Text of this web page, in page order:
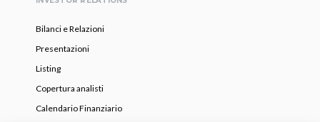
Bilanci e Relazioni
Presentazioni
Listing
Copertura analisti
Calendario Finanziario